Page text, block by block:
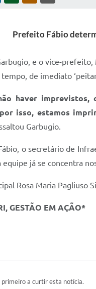
Prefeito Fábio
e o vice-
de imediato
haver
isso, estamos
Garbugio.
o secretário de
já se concentra
Rosa Maria Pagliuso
GESTÃO EM AÇÃO*
primeiro a curtir esta notícia.